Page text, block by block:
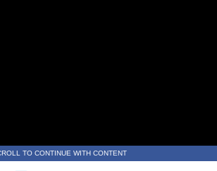
TO CONTINUE WITH CONTENT